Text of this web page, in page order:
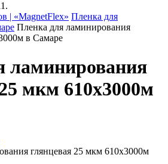
| «MagnetFlex» Пленка для
Пленка для ламинирования
в Самаре
ламинирования
мкм 610х3000м